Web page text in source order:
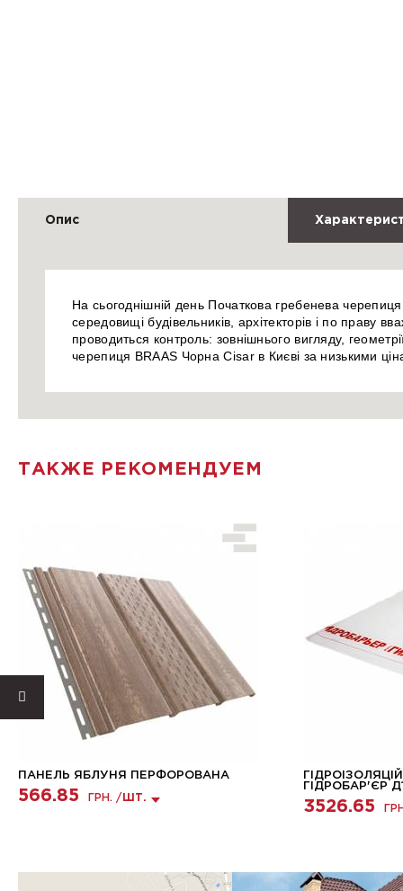
Опис
На сьогоднішній день Початкова гребенева
середовищі будівельників, архітекторів і по праву
проводиться контроль: зовнішнього вигляду,
черепиця BRAAS Чорна Cisar в Києві за низькими
ТАКЖЕ РЕКОМЕНДУЕМ
ПАНЕЛЬ ЯБЛУНЯ ПЕРФОРОВАНА
566.85 ГРН. / ШТ.
ГІДРОБАР'ЄР
3526.65